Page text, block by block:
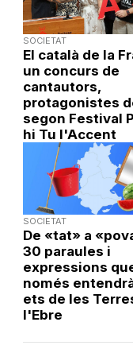
SOCIETAT
El català de la
un concurs de
cantautors,
protagonistes
segon Festival
hi Tu l'Accent
SOCIETAT
De «tat» a
30 paraules i
expressions
només
ets de les
l'Ebre